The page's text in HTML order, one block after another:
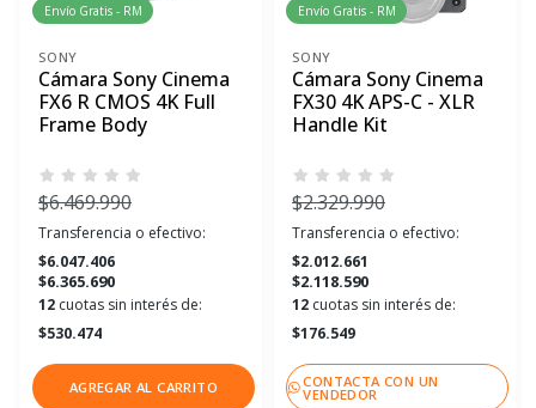
Envío Gratis - RM
SONY
Cámara Sony Cinema
FX6 R CMOS 4K Full
Frame Body
$6.469.990
Transferencia o efectivo:
$6.047.406
$6.365.690
12 cuotas sin interés de:
$530.474
AGREGAR AL CARRITO
Envío Gratis - RM
SONY
Cámara Sony Cinema
FX30 4K APS-C - XLR
Handle Kit
$2.329.990
Transferencia o efectivo:
$2.012.661
$2.118.590
12 cuotas sin interés de:
$176.549
CONTACTA CON UN
VENDEDOR